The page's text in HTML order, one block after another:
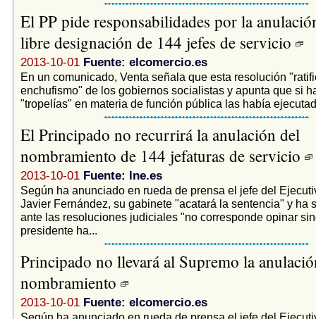
El PP pide responsabilidades por la
libre designación de 144 jefes de servicio
2013-10-01 Fuente: elcomercio.es
En un comunicado, Venta señala que esta resolución
enchufismo" de los gobiernos socialistas y apunta que si
"tropelías" en materia de función pública las había
El Principado no recurrirá la anulación del
nombramiento de 144 jefaturas de servicio
2013-10-01 Fuente: lne.es
Según ha anunciado en rueda de prensa el jefe del
Javier Fernández, su gabinete "acatará la sentencia" y ha
ante las resoluciones judiciales "no corresponde opinar
presidente ha...
Principado no llevará al Supremo la
nombramiento
2013-10-01 Fuente: elcomercio.es